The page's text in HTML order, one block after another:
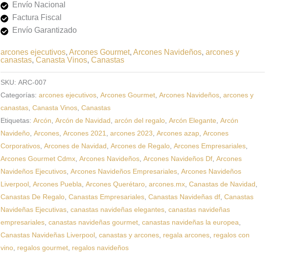
Envío Nacional
Factura Fiscal
Envío Garantizado
arcones ejecutivos, Arcones Gourmet, Arcones Navideños, arcones y
canastas, Canasta Vinos, Canastas
SKU: ARC-007
Categorías: arcones ejecutivos, Arcones Gourmet, Arcones Navideños, arcones y
canastas, Canasta Vinos, Canastas
Etiquetas: Arcón, Arcón de Navidad, arcón del regalo, Arcón Elegante, Arcón
Navideño, Arcones, Arcones 2021, arcones 2023, Arcones azap, Arcones
Corporativos, Arcones de Navidad, Arcones de Regalo, Arcones Empresariales,
Arcones Gourmet Cdmx, Arcones Navideños, Arcones Navideños Df, Arcones
Navideños Ejecutivos, Arcones Navideños Empresariales, Arcones Navideños
Liverpool, Arcones Puebla, Arcones Querétaro, arcones.mx, Canastas de Navidad,
Canastas De Regalo, Canastas Empresariales, Canastas Navideñas df, Canastas
Navideñas Ejecutivas, canastas navideñas elegantes, canastas navideñas
empresariales, canastas navideñas gourmet, canastas navideñas la europea,
Canastas Navideñas Liverpool, canastas y arcones, regala arcones, regalos con
vino, regalos gourmet, regalos navideños